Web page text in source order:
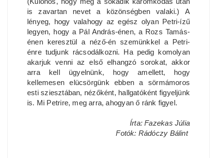
is zavartan nevet a közönségben valaki.) A
lényeg, hogy valahogy az egész olyan Petri-ízű
legyen, hogy a Pál András-énen, a Rozs Tamás-
énen keresztül a néző-én szemünkkel a Petri-
énre tudjunk rácsodálkozni. Ha pedig komolyan
akarjuk venni az első elhangzó sorokat, akkor
arra kell ügyelnünk, hogy amellett, hogy
kellemesen elücsörgünk ebben a sörmámoros
esti sziesztában, nézőként, hallgatóként figyeljünk
is. Mi Petrire, meg arra, ahogyan ő ránk figyel.
Írta: Fazekas Júlia
Fotók: Rádóczy Bálint